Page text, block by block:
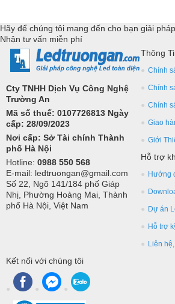
Hãy để chúng tôi mang đến cho bạn giải
Nhận tư vấn miễn phí
Cty TNHH Dịch Vụ Công Nghệ
Trường An
Mã số thuế: 0107726813 Ngày
cấp: 28/09/2023
Nơi cấp: Sở Tài chính Thành
phố Hà Nội
Hotline: 0988 550 568
E-mail: ledtruongan@gmail.com
Số 22, Ngõ 141/184 phố Giáp
Nhị, Phường Hoàng Mai, Thành
phố Hà Nội, Việt Nam
Thông
Chính
Chính
Chính
Giao
Giới
Hỗ trợ
Hướng
Dự án
Hỗ trợ
Liên
Kết nối với chúng tôi